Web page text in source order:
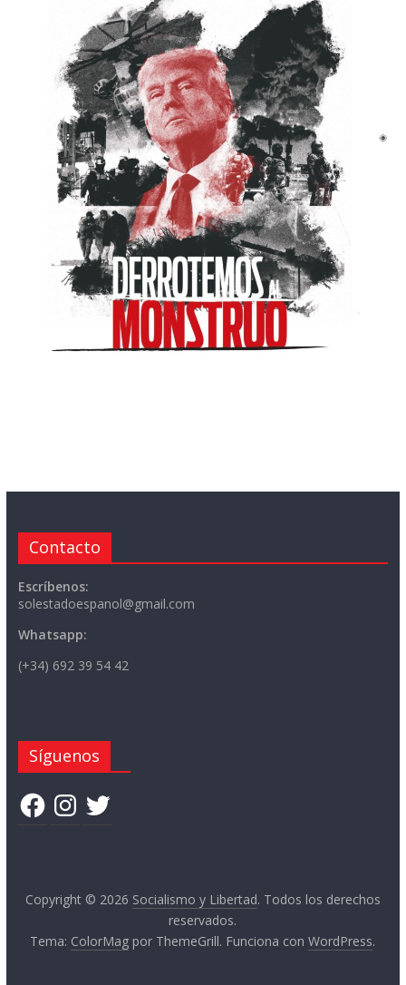
Contacto
Escríbenos:
solestadoespanol@gmail.com
Whatsapp:
(+34) 692 39 54 42
Síguenos
FacebookInstagram
Twitter
Copyright © 2026 Socialismo y Libertad. Todos los derechos
reservados.
Tema: ColorMag por ThemeGrill. Funciona conWordPress.